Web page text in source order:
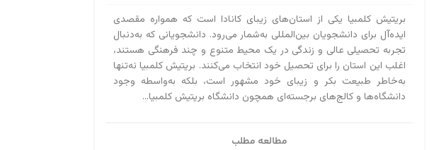
بریتیش کلمبیا یکی از استان‌های زیبای کانادا است که همواره مقصدی
ایده‌آل برای دانشجویان بین‌المللی به‌‌شمار می‌رود. دانشجویانی که به‌دنبال
تجربه تحصیلی عالی و زندگی در یک محیط متنوع و چند فرهنگی هستند،
اغلب این استان را برای تحصیل خود انتخاب می‌کنند. بریتیش کلمبیا نه‌تنها
به‌خاطر طبیعت بکر و زیبای خود مشهور است، بلکه به‌واسطه وجود
دانشگاه‌ها و کالج‌های برجسته‌ای همچون دانشگاه بریتیش کلمبیا...
مطالعه مطلب